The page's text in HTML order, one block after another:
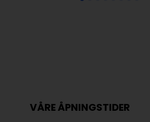
VÅRE ÅPNINGSTIDER